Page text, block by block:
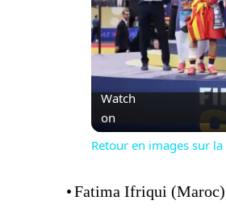
Watch
on
Retour en images sur
•Fatima Ifriqui